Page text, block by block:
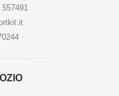
557491